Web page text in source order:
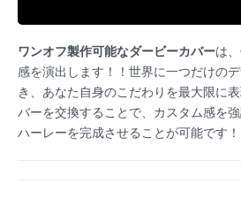
ワンオフ製作可能なダービーカバーは
感を演出します！！世界に一つだけの
き、あなた自身のこだわりを最大限に
バーを交換することで、カスタム感を
ハーレーを完成させることが可能です！